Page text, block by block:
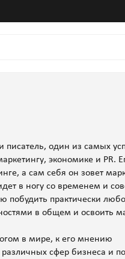
писатель, один из самых
экономике и PR.
а сам себя он зовет
в ногу со временем и
побудить практически
в общем и освоить
в мире, к его мнению
сфер бизнеса и